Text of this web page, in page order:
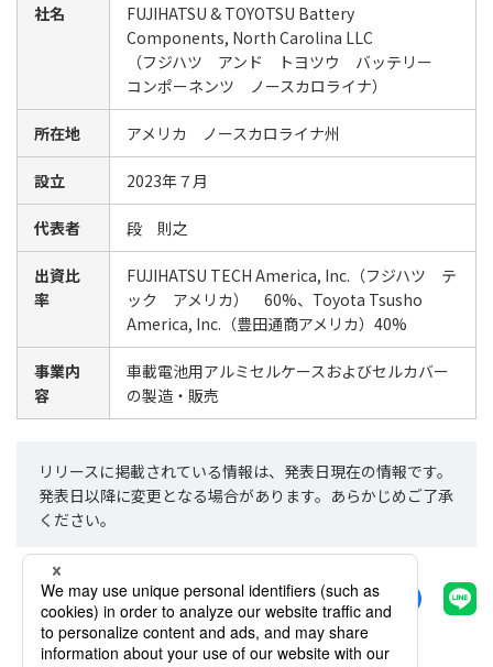
社名
FUJIHATSU & TOYOTSU Battery
Components, North Carolina LLC
（フジハツ アンド トヨツウ バッテリー
コンポーネンツ ノースカロライナ）
所在地 アメリカ ノースカロライナ州
設立 2023年７月
代表者 段 則之
出資比
率
FUJIHATSU TECH America, Inc.（フジハツ テ
ック アメリカ） 60%、Toyota Tsusho
America, Inc.（豊田通商アメリカ）40%
事業内
容
車載電池用アルミセルケースおよびセルカバー
の製造・販売
リリースに掲載されている情報は、発表日現在の情報です。
発表日以降に変更となる場合があります。あらかじめご了承
ください。
シェアする